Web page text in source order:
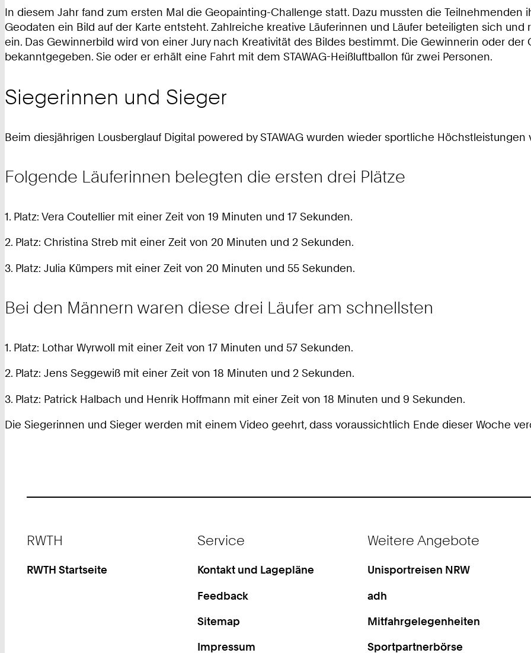
In diesem Jahr fand zum ersten Mal die Geopainting-Challenge statt. Dazu mussten die Teilnehmenden
Geodaten ein Bild auf der Karte entsteht. Zahlreiche kreative Läuferinnen und Läufer beteiligten sich
ein. Das Gewinnerbild wird von einer Jury nach Kreativität des Bildes bestimmt. Die Gewinnerin oder
bekanntgegeben. Sie oder er erhält eine Fahrt mit dem STAWAG-Heißluftballon für zwei Personen.
Siegerinnen und Sieger
Beim diesjährigen Lousberglauf Digital powered by STAWAG wurden wieder sportliche Höchstleistungen
Folgende Läuferinnen belegten die ersten drei Plätze
1. Platz: Vera Coutellier mit einer Zeit von 19 Minuten und 17 Sekunden.
2. Platz: Christina Streb mit einer Zeit von 20 Minuten und 2 Sekunden.
3. Platz: Julia Kümpers mit einer Zeit von 20 Minuten und 55 Sekunden.
Bei den Männern waren diese drei Läufer am schnellsten
1. Platz: Lothar Wyrwoll mit einer Zeit von 17 Minuten und 57 Sekunden.
2. Platz: Jens Seggewiß mit einer Zeit von 18 Minuten und 2 Sekunden.
3. Platz: Patrick Halbach und Henrik Hoffmann mit einer Zeit von 18 Minuten und 9 Sekunden.
Die Siegerinnen und Sieger werden mit einem Video geehrt, dass voraussichtlich Ende dieser Woche
RWTH
RWTH Startseite
Service
Kontakt und Lagepläne
Feedback
Sitemap
Impressum
Weitere Angebote
Unisportreisen NRW
adh
Mitfahrgelegenheiten
Sportpartnerbörse